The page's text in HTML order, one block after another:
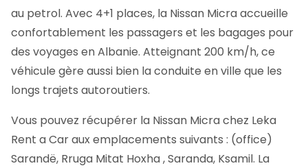
au petrol. Avec 4+1 places, la Nissan Micra accueille
confortablement les passagers et les bagages pour
des voyages en Albanie. Atteignant 200 km/h, ce
véhicule gère aussi bien la conduite en ville que les
longs trajets autoroutiers.
Vous pouvez récupérer la Nissan Micra chez Leka
Rent a Car aux emplacements suivants : (office)
Sarandë, Rruga Mitat Hoxha , Saranda, Ksamil. La